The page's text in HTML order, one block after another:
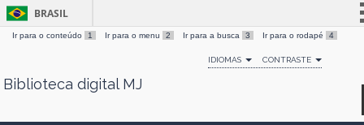
Skip
BRASIL
Simplifique!
Comunica BR
Ir para o conteúdo 1 Ir para o menu 2 Ir para a busca 3 Ir para o rodapé 4
IDIOMAS CONTRASTE
Biblioteca digital MJ